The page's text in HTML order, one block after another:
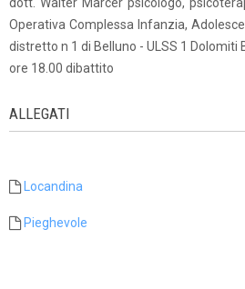
Operativa Complessa Infanzia,
distretto n 1 di Belluno - ULSS 1 Dolomiti
ore 18.00 dibattito
ALLEGATI
Locandina
Pieghevole